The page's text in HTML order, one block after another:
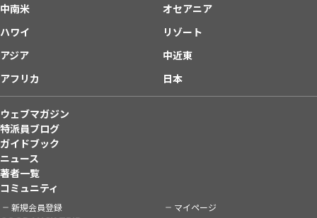
中南米
オセアニア
ハワイ
リゾート
アジア
中近東
アフリカ
日本
ウェブマガジン
特派員ブログ
ガイドブック
ニュース
著者一覧
コミュニティ
新規会員登録 マイページ